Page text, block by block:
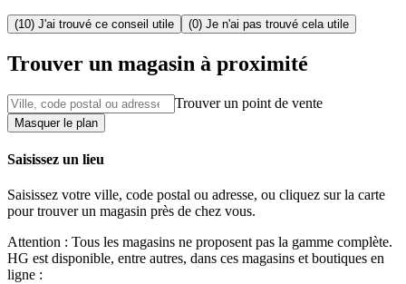
(10) J'ai trouvé ce conseil utile (0) Je n'ai pas trouvé cela utile
Trouver un magasin à proximité
Trouver un point de vente
Masquer le plan
Saisissez un lieu
Saisissez votre ville, code postal ou adresse, ou cliquez sur la carte
pour trouver un magasin près de chez vous.
Attention : Tous les magasins ne proposent pas la gamme complète.
HG est disponible, entre autres, dans ces magasins et boutiques en
ligne :